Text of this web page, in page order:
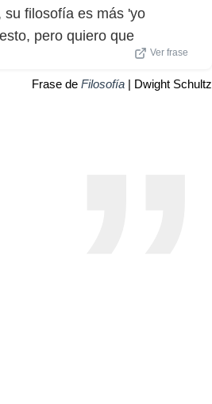
su filosofía es más 'yo
pero quiero que
Ver frase
Frase de Filosofía | Dwight Schultz